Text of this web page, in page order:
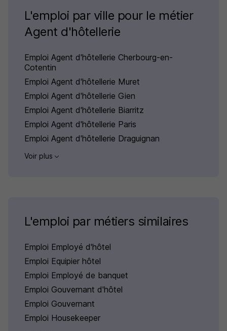
L'emploi par ville pour le métier
Agent d'hôtellerie
Emploi Agent d'hôtellerie Cherbourg-en-
Cotentin
Emploi Agent d'hôtellerie Muret
Emploi Agent d'hôtellerie Gien
Emploi Agent d'hôtellerie Biarritz
Emploi Agent d'hôtellerie Paris
Emploi Agent d'hôtellerie Draguignan
Voir plus
L'emploi par métiers similaires
Emploi Employé d'hôtel
Emploi Equipier hôtel
Emploi Employé de banquet
Emploi Gouvernant d'hôtel
Emploi Gouvernant
Emploi Housekeeper